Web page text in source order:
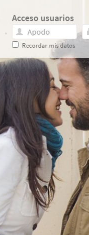
Acceso usuarios
Recordar mis datos